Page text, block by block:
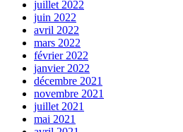
juillet 2022
juin 2022
avril 2022
mars 2022
février 2022
janvier 2022
décembre 2021
novembre 2021
juillet 2021
mai 2021